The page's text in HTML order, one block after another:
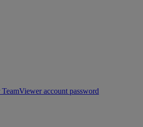
account password